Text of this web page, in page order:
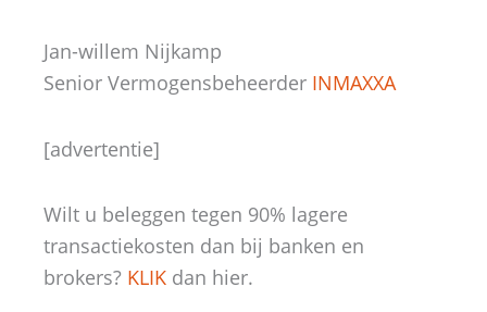
Jan-willem Nijkamp
Senior Vermogensbeheerder INMAXXA
[advertentie]
Wilt u beleggen tegen 90% lagere
transactiekosten dan bij banken en
brokers? KLIK dan hier.